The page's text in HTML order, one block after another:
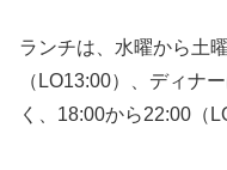
ランチは、水曜から土
（LO13:00）、ディナ
く、18:00から22:00（